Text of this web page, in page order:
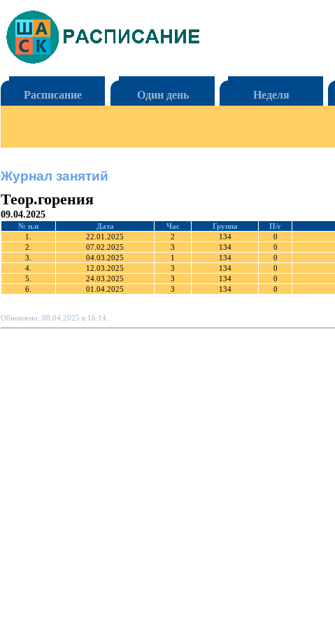
Расписание Один день Неделя
Журнал занятий
Теор.горения
09.04.2025
№ п.п Дата Час Группа П/г
1.
22.01.2025 2 134 0
2.
07.02.2025 3 134 0
3.
04.03.2025 1 134 0
4.
12.03.2025 3 134 0
5.
24.03.2025 3 134 0
6.
01.04.2025 3 134 0
Обновлено: 08.04.2025 в 16:14.